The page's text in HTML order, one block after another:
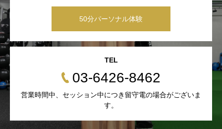
50分パーソナル体験
TEL
03-6426-8462
営業時間中、セッション中につき留守電の場合がございま
す。